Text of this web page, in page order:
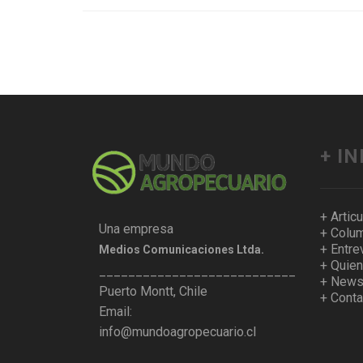
Una empresa
Medios Comunicaciones Ltda.
___________________________________
Puerto Montt, Chile
Email:
info@mundoagropecuario.cl
+
+
+
+
+
+
+